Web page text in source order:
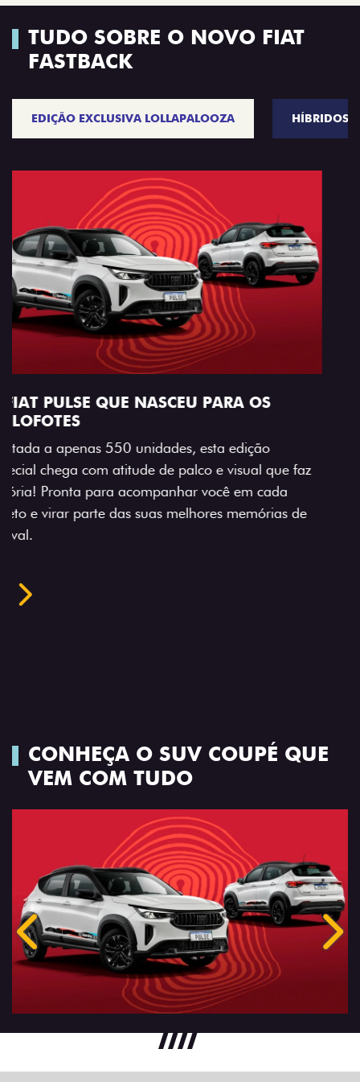
TUDO SOBRE O NOVO FIAT
FASTBACK
EDIÇÃO EXCLUSIVA LOLLAPALOOZA HÍBRIDOS
VISUAL COM ENERGIA LOLLABR
Se liga no que compõe a identidade exclusiva do
festival: série numerada, adesivo lateral LollaBR e a
soleira temática que reforçam a exclusividade,
enquanto os detalhes escurecidos, o teto bicolor e as
rodas de liga-leve aro 16” em preto brilhante
completam o visual com ainda mais estilo.
Previous
CONHEÇA O SUV COUPÉ QUE
VEM COM TUDO
Anterior